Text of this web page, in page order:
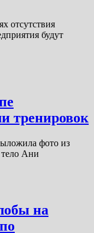
отсутствия
будут
тренировок
фото из
тело Ани
на